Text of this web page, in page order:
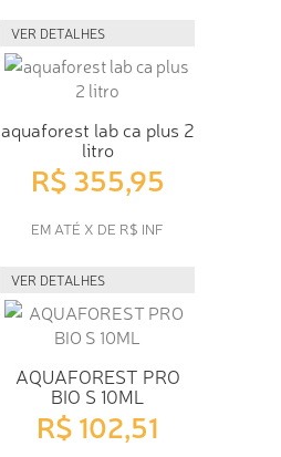
VER DETALHES
aquaforest lab ca plus 2
litro
R$ 355,95
EM ATÉ X DE R$ INF
VER DETALHES
AQUAFOREST PRO
BIO S 10ML
R$ 102,51